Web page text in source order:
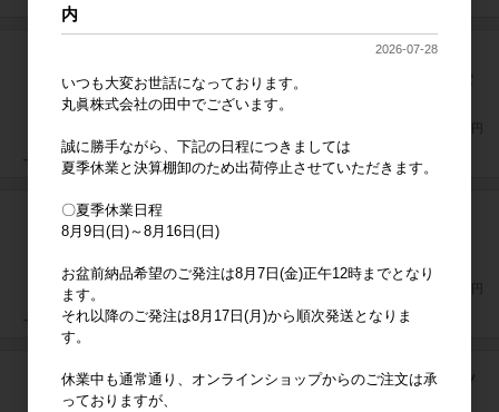
トムとジェリー 走るジェリー ポーチ付きエコバ
ッグ
2,500円
トムとジェリー 固まるトム ポーチ付きエコバッ
2,500円
トムとジェリー 天使と悪魔/ジェリー トートバッ
グ
内
2026-07-28
いつも大変お世話になっております。
丸眞株式会社の田中でございます。
誠に勝手ながら、下記の日程につきましては
夏季休業と決算棚卸のため出荷停止させていただきます。
〇夏季休業日程
8月9日(日)～8月16日(日)
お盆前納品希望のご発注は8月7日(金)正午12時までとなり
ます。
それ以降のご発注は8月17日(月)から順次発送となりま
す。
休業中も通常通り、オンラインショップからのご注文は承
っておりますが、